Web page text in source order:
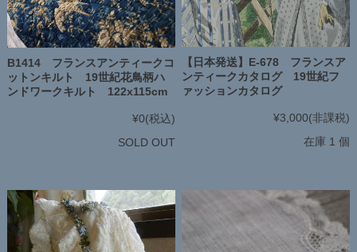
B1414 フランスアンティークコ
ットンキルト 19世紀花鳥柄ハ
ンドワークキルト 122x115cm
¥0(税込)
SOLD OUT
【日本発送】E-678 フランスア
ンティークカタログ 19世紀フ
ァッションカタログ
¥3,000(非課税)
在庫 1 個